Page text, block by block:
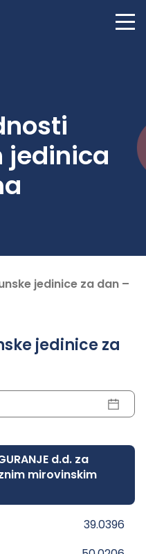
jedinica
jedinice za dan –
jedinice za
d.d. za
mirovinskim
39.0396